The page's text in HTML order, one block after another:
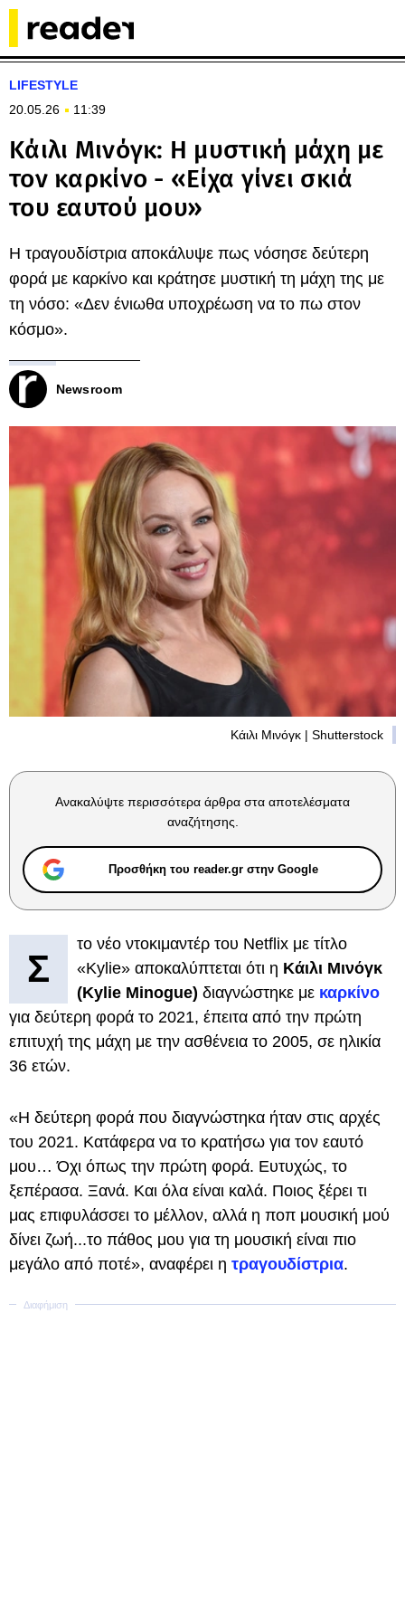
LIFESTYLE
20.05.26
11:39
Κάιλι Μινόγκ: Η μυστική μάχη με
τον καρκίνο - «Είχα γίνει σκιά
του εαυτού μου»
Η τραγουδίστρια αποκάλυψε πως νόσησε δεύτερη
φορά με καρκίνο και κράτησε μυστική τη μάχη της με
τη νόσο: «Δεν ένιωθα υποχρέωση να το πω στον
κόσμο».
Newsroom
Κάιλι Μινόγκ | Shutterstock
Ανακαλύψτε περισσότερα άρθρα στα αποτελέσματα
αναζήτησης.
Προσθήκη του reader.gr στην Google
Σ
το νέο ντοκιμαντέρ του Netflix με τίτλο
«Kylie» αποκαλύπτεται ότι η Κάιλι Μινόγκ
(Kylie Minogue) διαγνώστηκε με καρκίνο
για δεύτερη φορά το 2021, έπειτα από την πρώτη
επιτυχή της μάχη με την ασθένεια το 2005, σε ηλικία
36 ετών.
«Η δεύτερη φορά που διαγνώστηκα ήταν στις αρχές
του 2021. Κατάφερα να το κρατήσω για τον εαυτό
μου… Όχι όπως την πρώτη φορά. Ευτυχώς, το
ξεπέρασα. Ξανά. Και όλα είναι καλά. Ποιος ξέρει τι
μας επιφυλάσσει το μέλλον, αλλά η ποπ μουσική μού
δίνει ζωή...το πάθος μου για τη μουσική είναι πιο
μεγάλο από ποτέ», αναφέρει η τραγουδίστρια.